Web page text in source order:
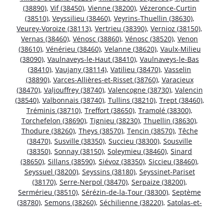
(38890), Vif (38450), Vienne (38200), Vézeronce-Curtin
(38510), Veyssilieu (38460), Veyrins-Thuellin (38630),
Veurey-Voroize (38113), Vertrieu (38390), Vernioz (38150),
Vernas (38460), Vénosc (38860), Vénosc (38520), Venon
(38610), Vénérieu (38460), Velanne (38620), Vaulx-Milieu
(38090), Vaulnaveys-le-Haut (38410), Vaulnaveys-le-Bas
(38410), Vaujany (38114), Vatilieu (38470), Vasselin
(38890), Varces-Allières-et-Risset (38760), Varacieux
(38470), Valjouffrey (38740), Valencogne (38730), Valencin
(38540), Valbonnais (38740), Tullins (38210), Trept (38460),
Tréminis (38710), Treffort (38650), Tramolé (38300),
Torchefelon (38690), Tignieu (38230), Thuellin (38630),
Thodure (38260), Theys (38570), Tencin (38570), Têche
(38470), Susville (38350), Succieu (38300), Sousville
(38350), Sonnay (38150), Soleymieu (38460), Sinard
(38650), Sillans (38590), Siévoz (38350), Siccieu (38460),
Seyssuel (38200), Seyssins (38180), Seyssinet-Pariset
(38170), Serre-Nerpol (38470), Serpaize (38200),
Sermérieu (38510), Sérézin-de-la-Tour (38300), Septème
(38780), Semons (38260), Séchilienne (38220), Satolas-et-